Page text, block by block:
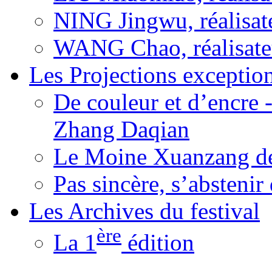
NING Jingwu,
WANG Chao,
Les Projections
De couleur et
Zhang Daqian
Le Moine Xuanzang
Pas sincère,
Les Archives du festival
La 1 ère édition